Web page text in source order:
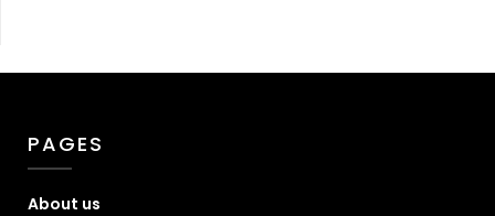
PAGES
About us